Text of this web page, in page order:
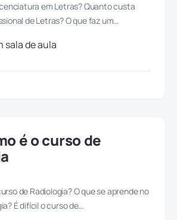
em Letras? Quanto custa
de Letras? O que faz um…
é o curso de
de Radiologia? O que se aprende no
É difícil o curso de…